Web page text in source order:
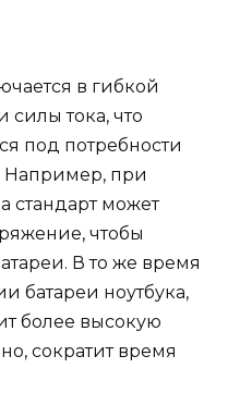
в гибкой
силы тока, что
под потребности
Например, при
стандарт может
чтобы
В то же время
батареи ноутбука,
более высокую
сократит время